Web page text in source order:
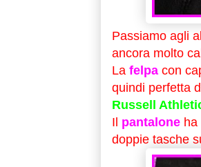
Passiamo agli
ancora molto
Lafelpacon
quindi perfetta
Russell
Il pantaloneha
doppie tasche